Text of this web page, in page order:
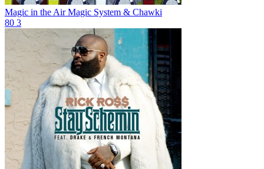
Magic in the Air Magic System & Chawki
80 3